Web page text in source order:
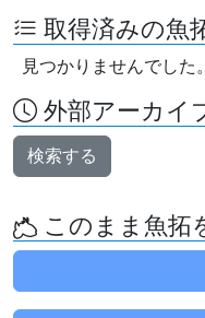
取得済みの魚
見つかりませんでした。
外部アーカイ
検索する
このまま魚拓